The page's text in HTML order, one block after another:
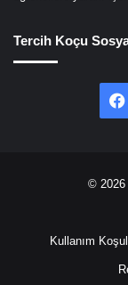
Tercih Koçu
© 2026
Kullanım